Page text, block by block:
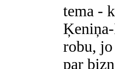
tema -
robu,
par